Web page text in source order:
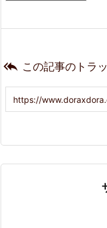
 この記事のトラ